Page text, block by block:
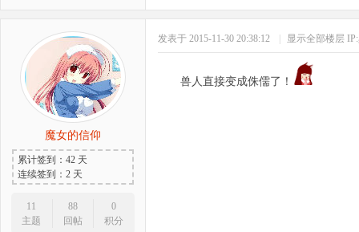
魔女的信仰
累计签到：42 天
连续签到：2 天
11
主题
88
回帖
0
积分
发表于 2015-11-30 20:38:12 显示全部楼层
兽人直接变成侏儒了！